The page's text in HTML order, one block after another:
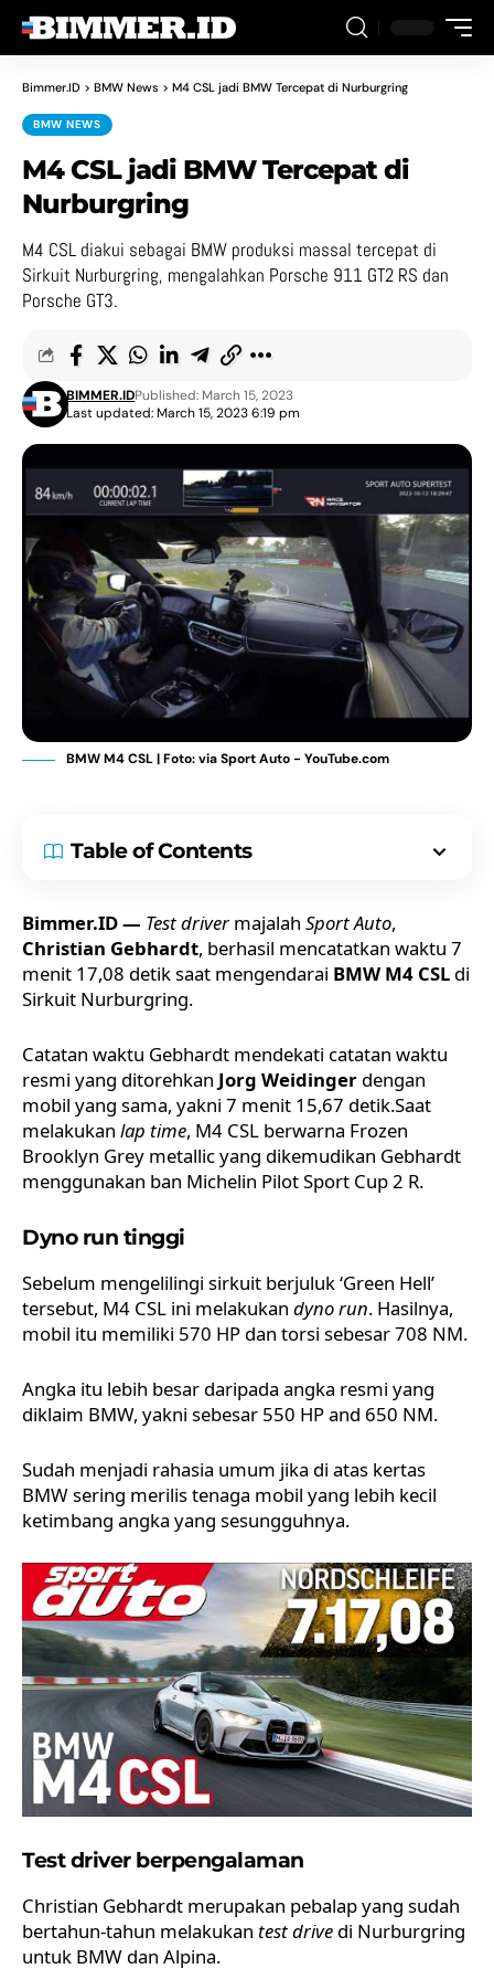
Bimmer.ID > BMW News > M4 CSL jadi BMW Tercepat di Nurburgring
BMW NEWS
M4 CSL jadi BMW Tercepat di
Nurburgring
M4 CSL diakui sebagai BMW produksi massal tercepat di
Sirkuit Nurburgring, mengalahkan Porsche 911 GT2 RS dan
Porsche GT3.
Last updated: March 15, 2023 6:19 pm
BIMMER.IDPublished: March 15, 2023
BMW M4 CSL | Foto: via Sport Auto - YouTube.com
Table of Contents
Bimmer.ID — Test driver majalah Sport Auto,
Christian Gebhardt, berhasil mencatatkan waktu 7
menit 17,08 detik saat mengendarai BMW M4 CSL di
Sirkuit Nurburgring.
Catatan waktu Gebhardt mendekati catatan waktu
resmi yang ditorehkan Jorg Weidinger dengan
mobil yang sama, yakni 7 menit 15,67 detik.Saat
melakukan lap time, M4 CSL berwarna Frozen
Brooklyn Grey metallic yang dikemudikan Gebhardt
menggunakan ban Michelin Pilot Sport Cup 2 R.
Dyno run tinggi
Sebelum mengelilingi sirkuit berjuluk ‘Green Hell’
tersebut, M4 CSL ini melakukan dyno run. Hasilnya,
mobil itu memiliki 570 HP dan torsi sebesar 708 NM.
Angka itu lebih besar daripada angka resmi yang
diklaim BMW, yakni sebesar 550 HP and 650 NM.
Sudah menjadi rahasia umum jika di atas kertas
BMW sering merilis tenaga mobil yang lebih kecil
ketimbang angka yang sesungguhnya.
Test driver berpengalaman
Christian Gebhardt merupakan pebalap yang sudah
bertahun-tahun melakukan test drive di Nurburgring
untuk BMW dan Alpina.